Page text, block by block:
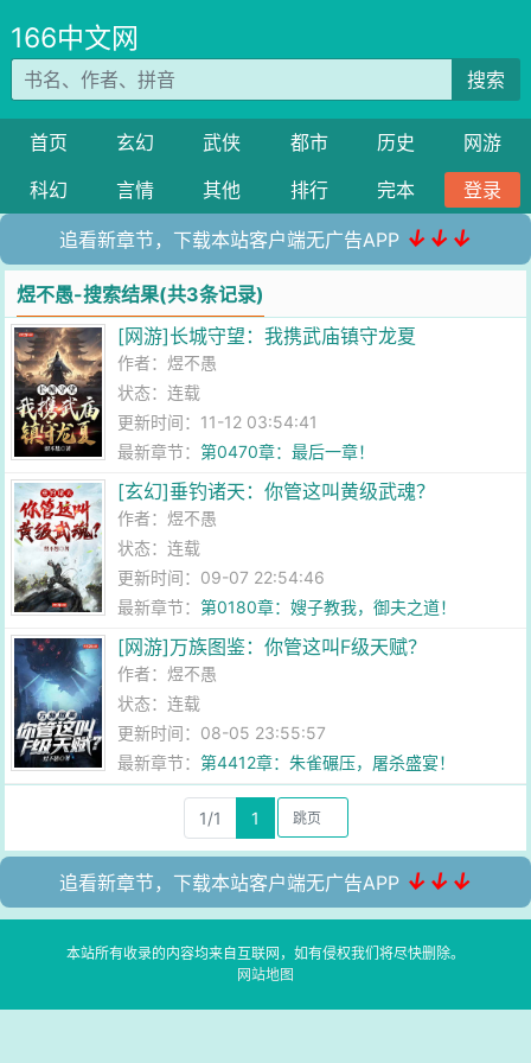
166中文网
搜索
首页 玄幻 武侠 都市 历史
网游
科幻
言情 其他 排行 完本 登录
追看新章节，下载本站客户端无广告APP ↓↓↓
煜不愚-搜索结果(共3条记录)
[网游]长城守望：我携武庙镇守龙夏
作者：煜不愚
状态：连载
更新时间：11-12 03:54:41
最新章节：第0470章：最后一章！
[玄幻]垂钓诸天：你管这叫黄级武魂？
作者：煜不愚
状态：连载
更新时间：09-07 22:54:46
最新章节：第0180章：嫂子教我，御夫之道！
[网游]万族图鉴：你管这叫F级天赋？
作者：煜不愚
状态：连载
更新时间：08-05 23:55:57
最新章节：第4412章：朱雀碾压，屠杀盛宴！
1/1 1
追看新章节，下载本站客户端无广告APP ↓↓↓
本站所有收录的内容均来自互联网，如有侵权我们将尽快删除。
网站地图